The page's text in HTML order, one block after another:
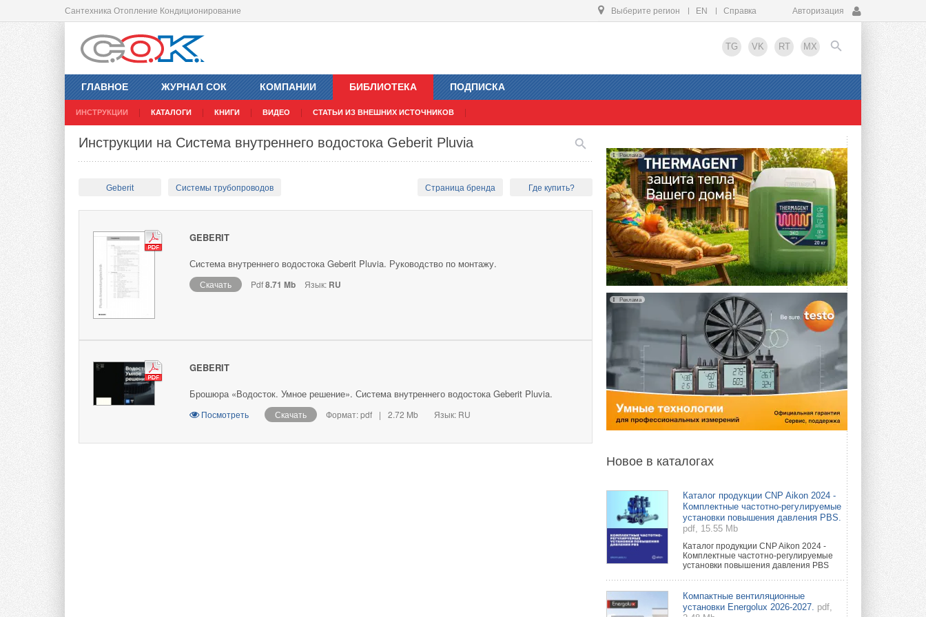
Сантехника Отопление Кондиционирование Выберите регион EN Справка Авторизация
TG VK RT MX
ГЛАВНОЕ ЖУРНАЛ СОК КОМПАНИИ БИБЛИОТЕКА
ИНСТРУКЦИИ КАТАЛОГИ КНИГИ ВИДЕО СТАТЬИ ИЗ ВНЕШНИХ ИСТОЧНИКОВ
ПОДПИСКА
EN
Инструкции на Система внутреннего водостока Geberit Pluvia
Geberit Системы трубопроводов Страница бренда Где купить?
GEBERIT
Система внутреннего водостока Geberit Pluvia. Руководство по монтажу.
Скачать Pdf8.71 Mb Язык: RU
GEBERIT
Брошюра «Водосток. Умное решение». Система внутреннего водостока Geberit Pluvia.
Посмотреть Скачать Формат: pdf | 2.72 Mb Язык: RU
Реклама
Реклама
Новое в каталогах
Каталог продукции CNP Aikon 2024 -
Комплектные частотно-регулируемые
установки повышения давления PBS.
pdf, 15.55 Mb
Каталог продукции CNP Aikon 2024 -
Комплектные частотно-регулируемые
установки повышения давления PBS
Компактные вентиляционные
установки Energolux 2026-2027. pdf,